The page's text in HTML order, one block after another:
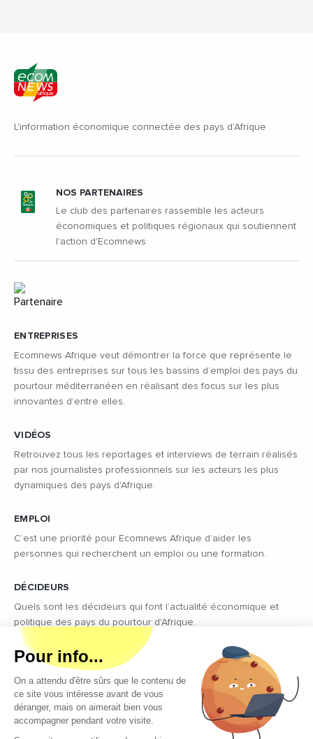
L'information économique connectée des pays d'Afrique
ENTREPRISES
Ecomnews Afrique veut démontrer la force que représente le
tissu des entreprises sur tous les bassins d’emploi des pays du
pourtour méditerranéen en réalisant des focus sur les plus
innovantes d’entre elles.
VIDÉOS
Retrouvez tous les reportages et interviews de terrain réalisés
par nos journalistes professionnels sur les acteurs les plus
dynamiques des pays d'Afrique.
EMPLOI
C’est une priorité pour Ecomnews Afrique d’aider les
personnes qui recherchent un emploi ou une formation.
DÉCIDEURS
Quels sont les décideurs qui font l’actualité économique et
politique des pays du pourtour d'Afrique.
NOS PARTENAIRES
Le club des partenaires rassemble les acteurs
économiques et politiques régionaux qui soutiennent
l'action d'Ecomnews